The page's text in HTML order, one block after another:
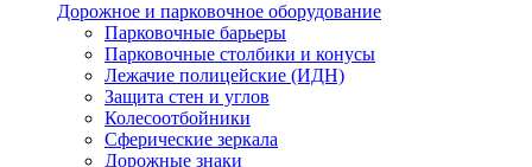
Дорожное и парковочное оборудование
Парковочные барьеры
Парковочные столбики и конусы
Лежачие полицейские (ИДН)
Защита стен и углов
Колесоотбойники
Сферические зеркала
Дорожные знаки